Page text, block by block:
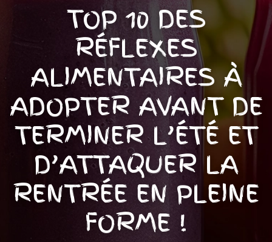
TOP 10 DES
RÉFLEXES
ALIMENTAIRES À
ADOPTER AVANT DE
TERMINER L’ÉTÉ ET
D’ATTAQUER LA
RENTRÉE EN PLEINE
FORME !